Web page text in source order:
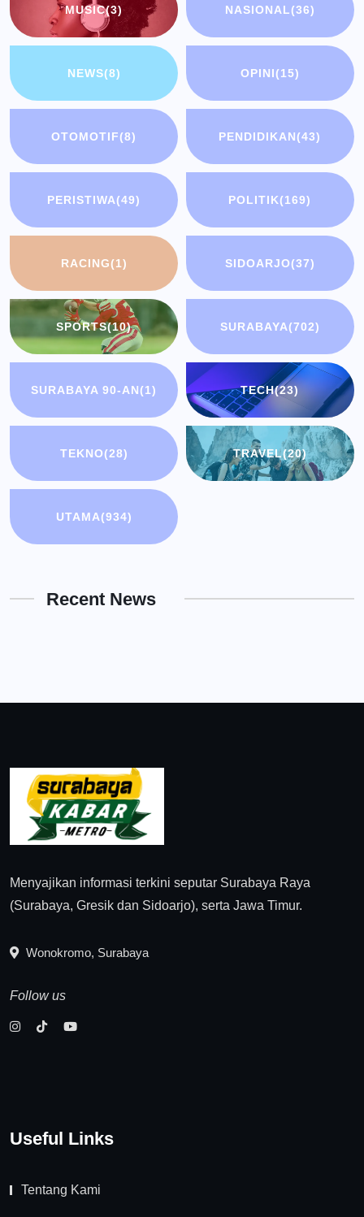
MUSIC(3) NASIONAL(36)
NEWS(8) OPINI(15)
OTOMOTIF(8) PENDIDIKAN(43)
PERISTIWA(49) POLITIK(169)
RACING(1) SIDOARJO(37)
SPORTS(10) SURABAYA(702)
SURABAYA 90-AN(1) TECH(23)
TEKNO(28) TRAVEL(20)
UTAMA(934)
Recent News
Menyajikan informasi terkini seputar Surabaya Raya
(Surabaya, Gresik dan Sidoarjo), serta Jawa Timur.
Wonokromo, Surabaya
Follow us
Useful Links
Tentang Kami